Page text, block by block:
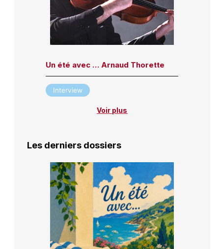
Un été avec … Arnaud Thorette
Interview
Voir plus
Les derniers dossiers